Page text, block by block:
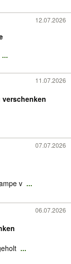
12.07.2026
...
11.07.2026
verschenken
07.07.2026
v ...
06.07.2026
...